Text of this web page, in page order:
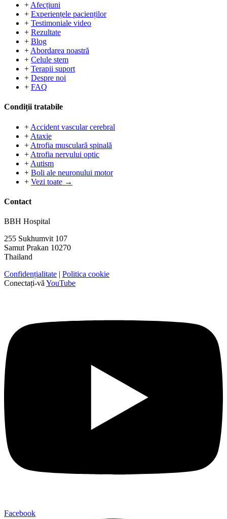
+ Afecțiuni
+ Experiențele pacienților
+ Testimoniale video
+ Rezultate
+ Blog
+ Abordarea noastră
+ Celule stem
+ Terapii suport
+ Despre noi
+ FAQ
Condiții tratabile
+ Accident vascular cerebral
+ Ataxie
+ Atrofia musculară spinală
+ Atrofia nervului optic
+ Autism
+ Boli ale neuronului motor
+ Vezi toate →
Contact
BBH Hospital
255 Sukhumvit 107
Samut Prakan 10270
Thailand
Confidențialitate | Politica cookie
Conectați-vă YouTube
Facebook